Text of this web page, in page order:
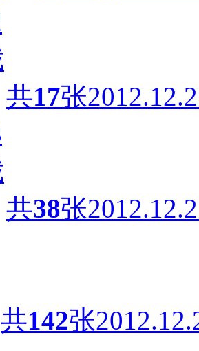
共17张
共38张
共142张